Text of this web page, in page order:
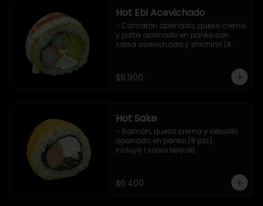
Hot Ebi Acevichado
- Camarón apanado, queso crema
y palta apanado en panko con
salsa acevichada y shichimi (8
$6.900
Hot Sake
- Salmón, queso crema y cebollin
apanado en panko (8 pzs).
Incluye 1 salsa teriyaki.
$6.400